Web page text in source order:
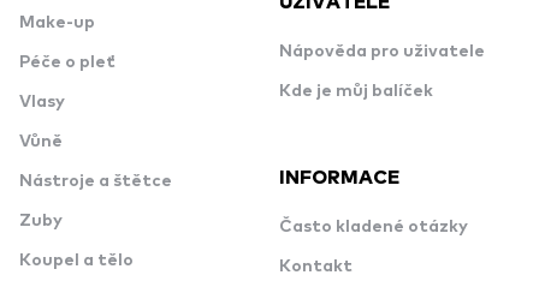
Make-up
Péče o pleť
Vlasy
Vůně
Nástroje a štětce
Zuby
Koupel a tělo
Nápověda pro uživatele
Kde je můj balíček
INFORMACE
Často kladené otázky
Kontakt